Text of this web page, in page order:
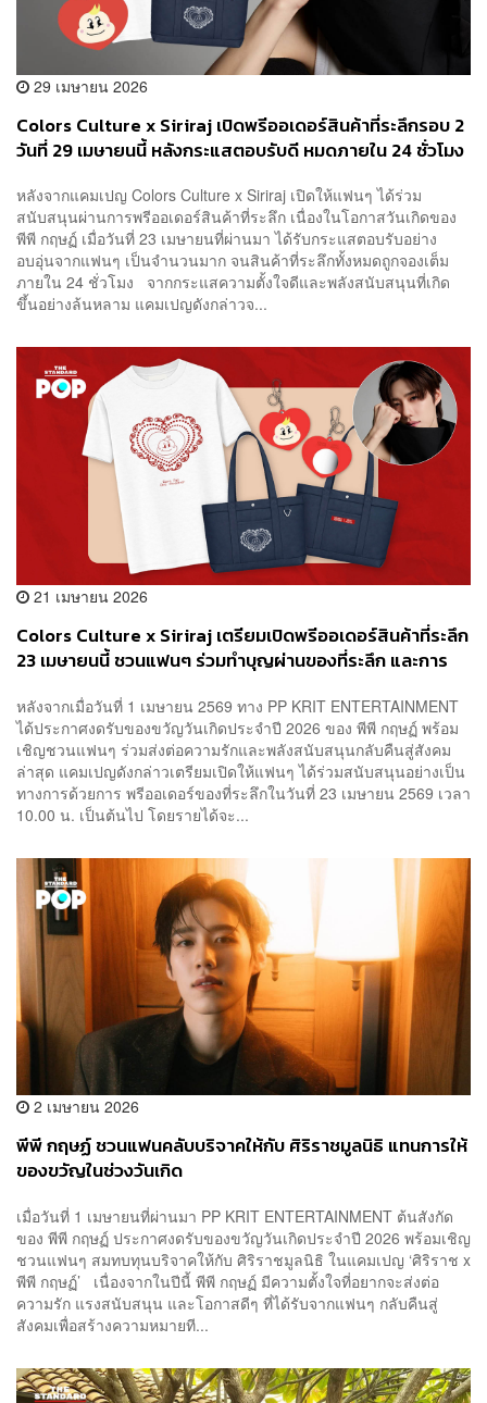
29 เมษายน 2026
Colors Culture x Siriraj เปิดพรีออเดอร์สินค้าที่ระลึกรอบ 2
วันที่ 29 เมษายนนี้ หลังกระแสตอบรับดี หมดภายใน 24 ชั่วโมง
วันเกิด พีพี กฤษฏ์
หลังจากแคมเปญ Colors Culture x Siriraj เปิดให้แฟนๆ ได้ร่วม
สนับสนุนผ่านการพรีออเดอร์สินค้าที่ระลึก เนื่องในโอกาสวันเกิดของ
พีพี กฤษฏ์ เมื่อวันที่ 23 เมษายนที่ผ่านมา ได้รับกระแสตอบรับอย่าง
อบอุ่นจากแฟนๆ เป็นจำนวนมาก จนสินค้าที่ระลึกทั้งหมดถูกจองเต็ม
ภายใน 24 ชั่วโมง จากกระแสความตั้งใจดีและพลังสนับสนุนที่เกิด
ขึ้นอย่างล้นหลาม แคมเปญดังกล่าวจ...
21 เมษายน 2026
Colors Culture x Siriraj เตรียมเปิดพรีออเดอร์สินค้าที่ระลึก
23 เมษายนนี้ ชวนแฟนๆ ร่วมทำบุญผ่านของที่ระลึก และการ
หลังจากเมื่อวันที่ 1 เมษายน 2569 ทาง PP KRIT ENTERTAINMENT
ได้ประกาศงดรับของขวัญวันเกิดประจำปี 2026 ของ พีพี กฤษฏ์ พร้อม
เชิญชวนแฟนๆ ร่วมส่งต่อความรักและพลังสนับสนุนกลับคืนสู่สังคม
ล่าสุด แคมเปญดังกล่าวเตรียมเปิดให้แฟนๆ ได้ร่วมสนับสนุนอย่างเป็น
ทางการด้วยการ พรีออเดอร์ของที่ระลึกในวันที่ 23 เมษายน 2569 เวลา
10.00 น. เป็นต้นไป โดยรายได้จะ...
2 เมษายน 2026
พีพี กฤษฏ์ ชวนแฟนคลับบริจาคให้กับ ศิริราชมูลนิธิ แทนการให้
ของขวัญในช่วงวันเกิด
เมื่อวันที่ 1 เมษายนที่ผ่านมา PP KRIT ENTERTAINMENT ต้นสังกัด
ของ พีพี กฤษฏ์ ประกาศงดรับของขวัญวันเกิดประจำปี 2026 พร้อมเชิญ
ชวนแฟนๆ สมทบทุนบริจาคให้กับ ศิริราชมูลนิธิ ในแคมเปญ ‘ศิริราช x
พีพี กฤษฏ์’ เนื่องจากในปีนี้ พีพี กฤษฏ์ มีความตั้งใจที่อยากจะส่งต่อ
ความรัก แรงสนับสนุน และโอกาสดีๆ ที่ได้รับจากแฟนๆ กลับคืนสู่
สังคมเพื่อสร้างความหมายที...